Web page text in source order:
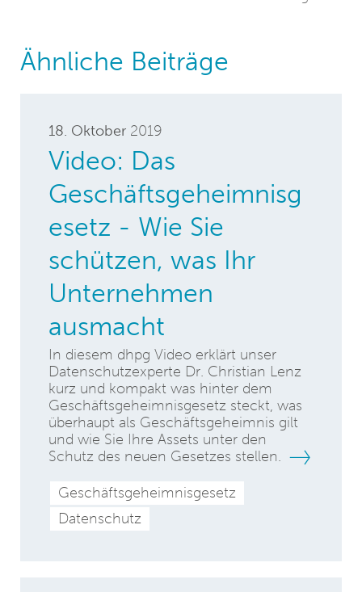
Ähnliche Beiträge
18. Oktober 2019
Video: Das
Geschäftsgeheimnisg
esetz - Wie Sie
schützen, was Ihr
Unternehmen
ausmacht
In diesem dhpg Video erklärt unser
Datenschutzexperte Dr. Christian Lenz
kurz und kompakt was hinter dem
Geschäftsgeheimnisgesetz steckt, was
überhaupt als Geschäftsgeheimnis gilt
und wie Sie Ihre Assets unter den
Schutz des neuen Gesetzes stellen.
Geschäftsgeheimnisgesetz
Datenschutz